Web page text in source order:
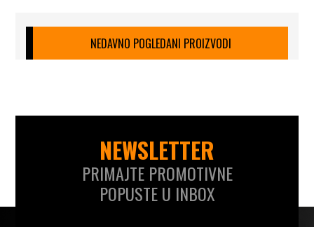
NEDAVNO POGLEDANI PROIZVODI
NEWSLETTER
PRIMAJTE PROMOTIVNE
POPUSTE U INBOX